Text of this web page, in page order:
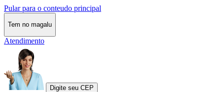
Pular para o conteudo principal
Tem no magalu
Atendimento
Digite seu CEP